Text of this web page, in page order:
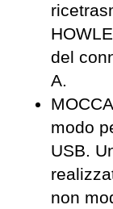
del
A.
modo
USB.
non